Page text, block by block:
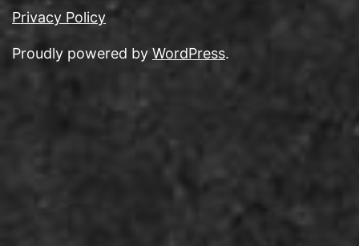
Privacy Policy
Proudly powered by WordPress.